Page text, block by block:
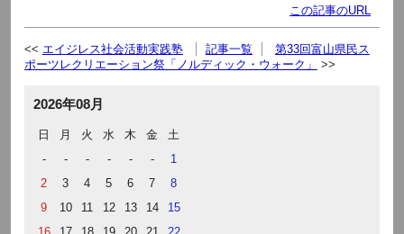
この記事のURL
エイジレス社会活動実践塾 記事一覧
第33回富山県民ス
ポーツレクリエーション祭「ノルディック・ウォーク」
2026年08月
日 月 火 水 木 金
土
-
- - - - -
1
2
3 4 5 6 7
8
9
10 11 12 13 14
15